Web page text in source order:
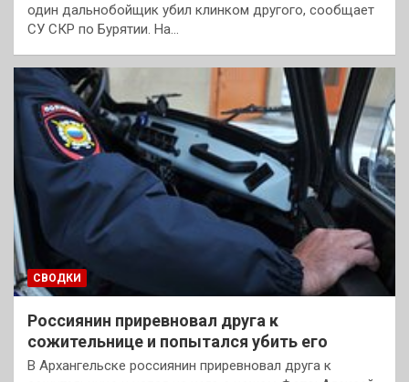
один дальнобойщик убил клинком другого, сообщает
СУ СКР по Бурятии. На…
СВОДКИ
Россиянин приревновал друга к
сожительнице и попытался убить его
В Архангельске россиянин приревновал друга к